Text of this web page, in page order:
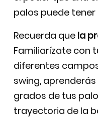
palos puede
Recuerda que la
Familiarízate con
diferentes
swing,
grados de tus
trayectoria de la